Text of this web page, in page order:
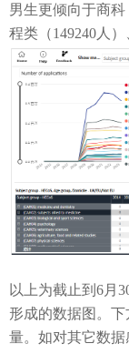
男生更倾向于商科
程类（149240 人
以上为截止到 6月
形成的数据图。
量。如对其它数据